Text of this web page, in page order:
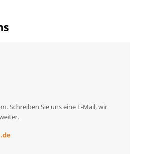
Schreiben Sie uns eine E-Mail, wir